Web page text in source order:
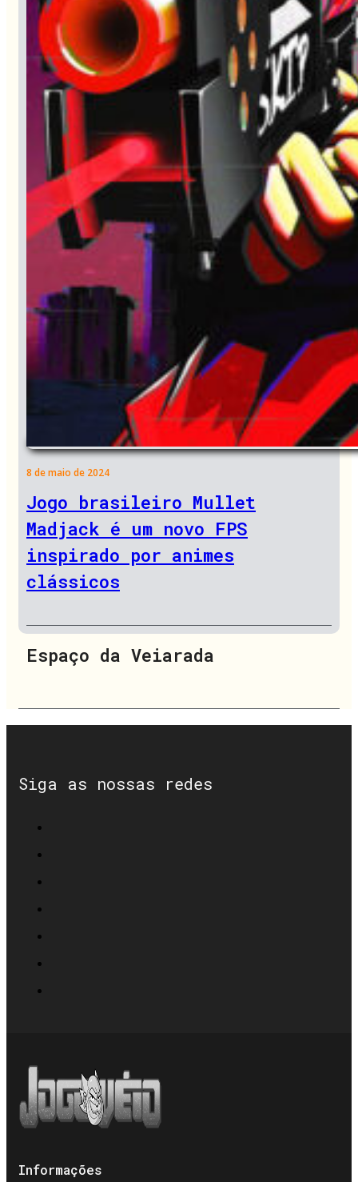
8 de maio de 2024
Jogo brasileiro Mullet
Madjack é um novo FPS
inspirado por animes
clássicos
Espaço da Veiarada
Siga as nossas redes
Informações